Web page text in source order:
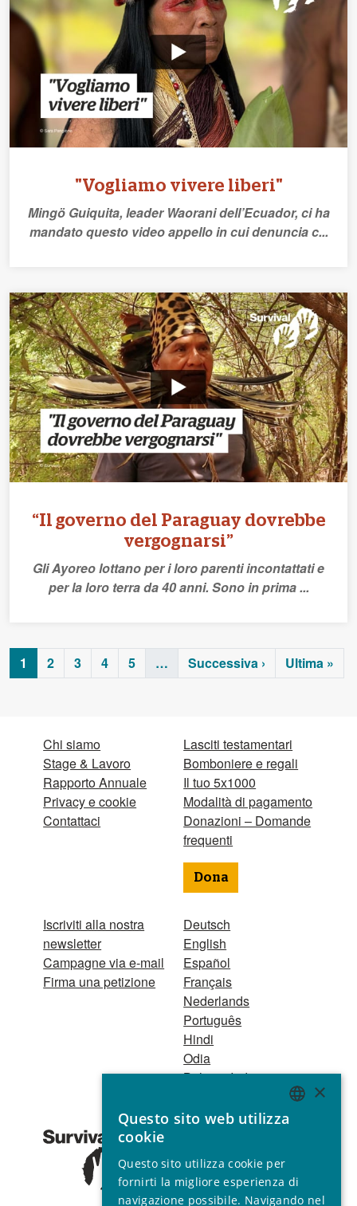
"Vogliamo vivere liberi"
Mingö Guiquita, leader Waorani dell’Ecuador, ci ha
mandato questo video appello in cui denuncia c...
“Il governo del Paraguay dovrebbe
vergognarsi”
Gli Ayoreo lottano per i loro parenti incontattati e
per la loro terra da 40 anni. Sono in prima ...
1 2 3 4 5 … Successiva › Ultima »
Chi siamo
Stage & Lavoro
Rapporto Annuale
Privacy e cookie
Contattaci
Iscriviti alla nostra
newsletter
Campagne via e-mail
Firma una petizione
Lasciti testamentari
Bomboniere e regali
Il tuo 5x1000
Modalità di pagamento
Donazioni – Domande
frequenti
Dona
Deutsch
English
Español
Français
Nederlands
Português
Hindi
Odia
Bahasa Indonesia
Registro Persone
1521 Registered
charity no. 267444 ©
2001 - 2026
ENGLISH
SPANISH
×
Questo sito web utilizza
cookie
Questo sito utilizza cookie per
fornirti la migliore esperienza di
navigazione possibile. Navigando nel